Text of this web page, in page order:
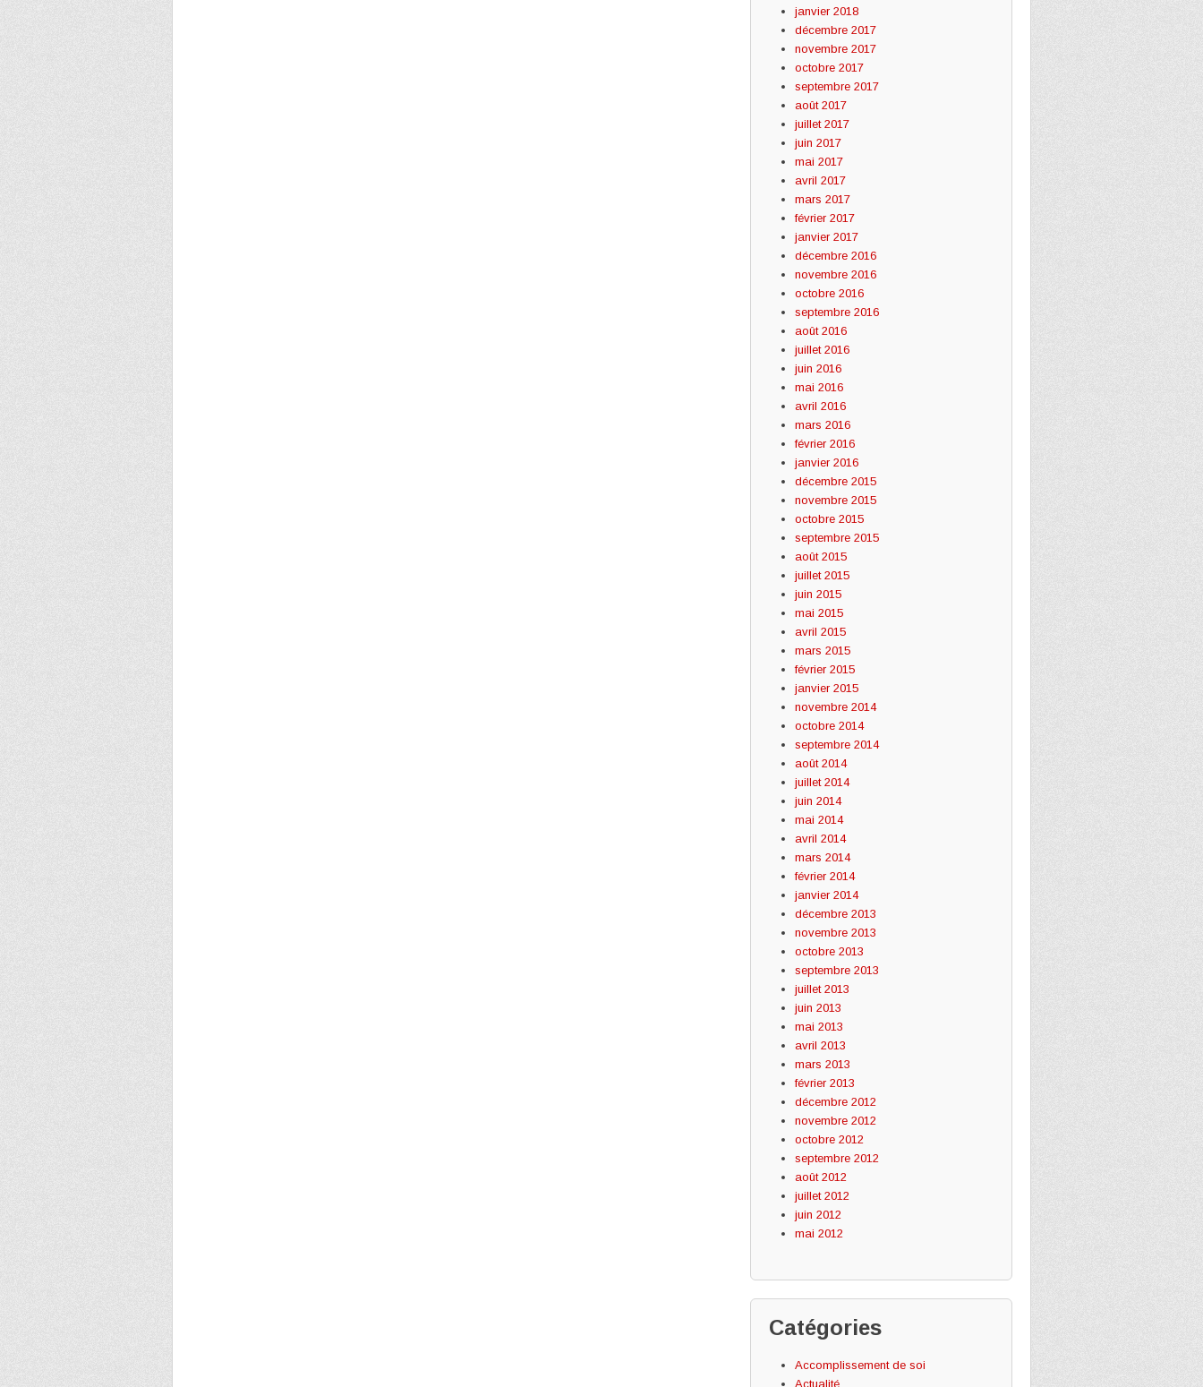
janvier 2018
décembre 2017
novembre 2017
octobre 2017
septembre 2017
août 2017
juillet 2017
juin 2017
mai 2017
avril 2017
mars 2017
février 2017
janvier 2017
décembre 2016
novembre 2016
octobre 2016
septembre 2016
août 2016
juillet 2016
juin 2016
mai 2016
avril 2016
mars 2016
février 2016
janvier 2016
décembre 2015
novembre 2015
octobre 2015
septembre 2015
août 2015
juillet 2015
juin 2015
mai 2015
avril 2015
mars 2015
février 2015
janvier 2015
novembre 2014
octobre 2014
septembre 2014
août 2014
juillet 2014
juin 2014
mai 2014
avril 2014
mars 2014
février 2014
janvier 2014
décembre 2013
novembre 2013
octobre 2013
septembre 2013
juillet 2013
juin 2013
mai 2013
avril 2013
mars 2013
février 2013
décembre 2012
novembre 2012
octobre 2012
septembre 2012
août 2012
juillet 2012
juin 2012
mai 2012
Catégories
Accomplissement de soi
Actualité